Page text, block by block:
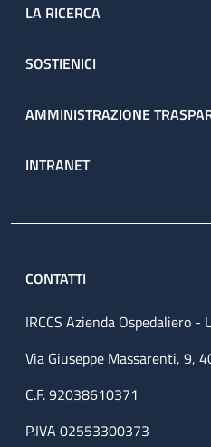
LA RICERCA
SOSTIENICI
AMMINISTRAZIONE
INTRANET
CONTATTI
IRCCS Azienda Ospedaliero
Via Giuseppe Massarenti, 9,
C.F. 92038610371
P.IVA 02553300373